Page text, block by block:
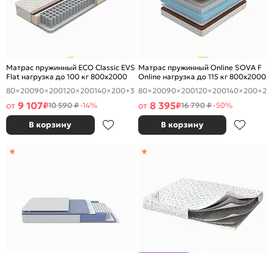
Матрас пружинный ECO Classic EVS
Flat нагрузка до 100 кг 800x2000
80×20090×200120×200140×200+3
от 9 107₽10 590 ₽-14%
В корзину
Матрас пружинный Online SOVA F
Online нагрузка до 115 кг 800x2000
80×20090×200120×200140×200+2
от 8 395₽16 790 ₽-50%
В корзину